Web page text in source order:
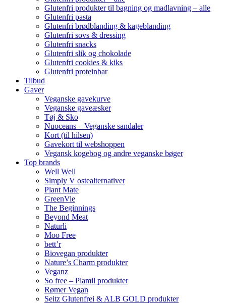
Glutenfri produkter til bagning og madlavning – alle
Glutenfri pasta
Glutenfri brødblanding & kageblanding
Glutenfri sovs & dressing
Glutenfri snacks
Glutenfri slik og chokolade
Glutenfri cookies & kiks
Glutenfri proteinbar
Tilbud
Gaver
Veganske gavekurve
Veganske gaveæsker
Tøj & Sko
Nuoceans – Veganske sandaler
Kort (til hilsen)
Gavekort til webshoppen
Vegansk kogebog og andre veganske bøger
Top brands
Well Well
Simply V ostealternativer
Plant Mate
GreenVie
The Beginnings
Beyond Meat
Naturli
Moo Free
bett’r
Biovegan produkter
Nature’s Charm produkter
Veganz
So free – Plamil produkter
Rømer Vegan
Seitz Glutenfrei & ALB GOLD produkter